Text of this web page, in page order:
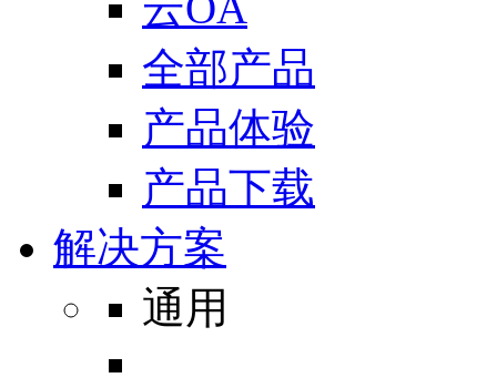
全部产品
产品体验
产品下载
解决方案
通用